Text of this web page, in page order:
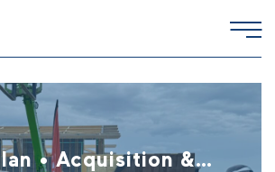
Le Haillan • Acquisition & gestion de 2 “maisons artisanales” au cœur d’un village d’artisans